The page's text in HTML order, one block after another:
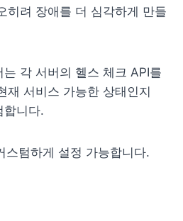
히려 장애를 더 심각하게 만들
각 서버의 헬스 체크 API를
재 서비스 가능한 상태인지
합니다.
스텀하게 설정 가능합니다.